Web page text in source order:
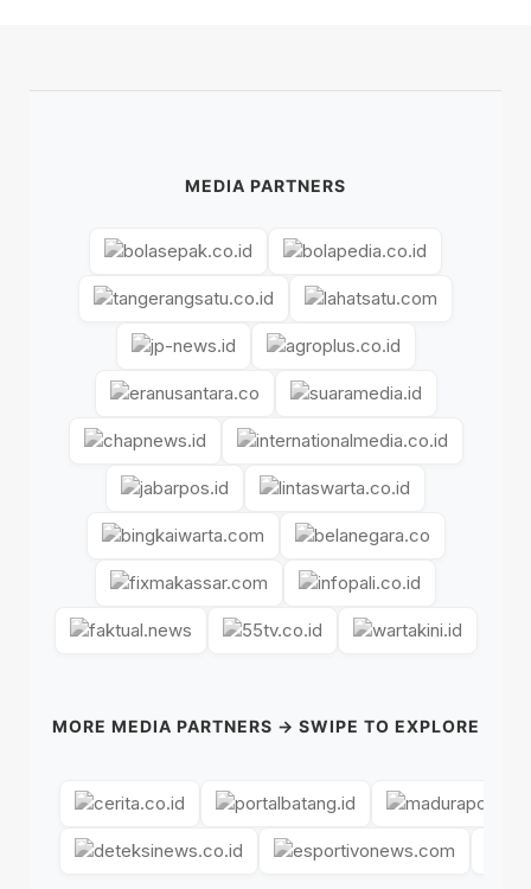
MEDIA PARTNERS
MORE MEDIA PARTNERS → SWIPE TO EXPLORE